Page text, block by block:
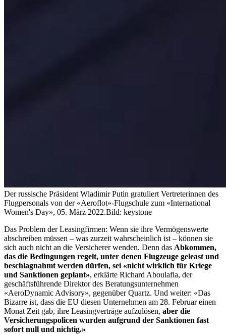
Der russische Präsident Wladimir Putin gratuliert Vertreterinnen des
Flugpersonals von der «Aeroflot»-Flugschule zum «International
Women's Day», 05. März 2022.Bild: keystone
Das Problem der Leasingfirmen: Wenn sie ihre Vermögenswerte
abschreiben müssen – was zurzeit wahrscheinlich ist – können sie
sich auch nicht an die Versicherer wenden. Denn das Abkommen,
das die Bedingungen regelt, unter denen Flugzeuge geleast und
beschlagnahmt werden dürfen, sei «nicht wirklich für Kriege
und Sanktionen geplant», erklärte Richard Aboulafia, der
geschäftsführende Direktor des Beratungsunternehmen
«AeroDynamic Advisory», gegenüber Quartz. Und weiter: «Das
Bizarre ist, dass die EU diesen Unternehmen am 28. Februar einen
Monat Zeit gab, ihre Leasingverträge aufzulösen, aber die
Versicherungspolicen wurden aufgrund der Sanktionen fast
sofort null und nichtig.»